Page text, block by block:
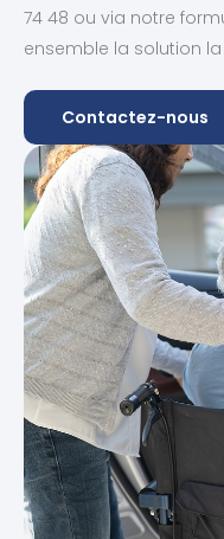
74 48 ou via notre
ensemble la solution
Contactez-nous